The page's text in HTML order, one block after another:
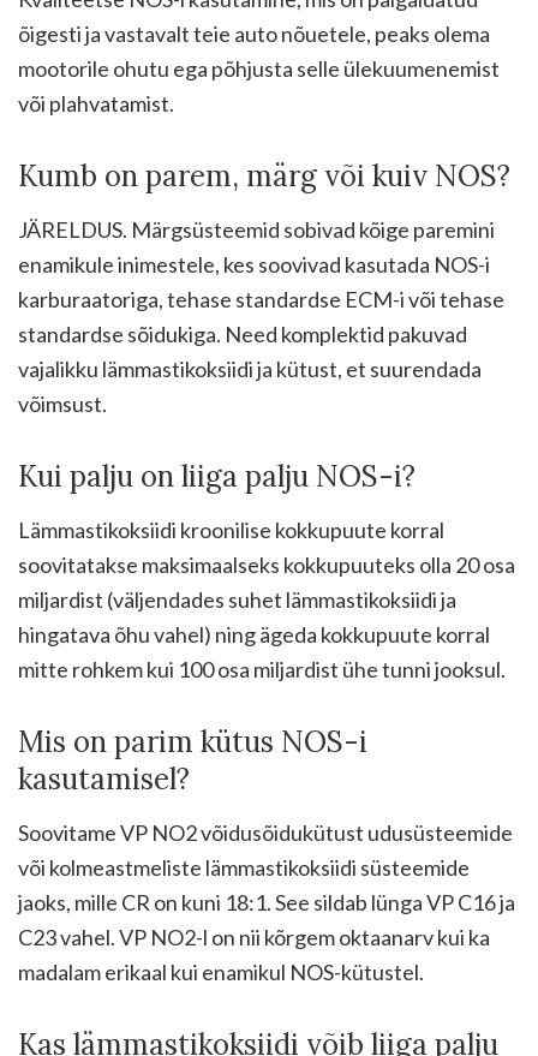
õigesti ja vastavalt teie auto nõuetele, peaks olema
mootorile ohutu ega põhjusta selle ülekuumenemist
või plahvatamist.
Kumb on parem, märg või kuiv NOS?
JÄRELDUS. Märgsüsteemid sobivad kõige paremini
enamikule inimestele, kes soovivad kasutada NOS-i
karburaatoriga, tehase standardse ECM-i või tehase
standardse sõidukiga. Need komplektid pakuvad
vajalikku lämmastikoksiidi ja kütust, et suurendada
võimsust.
Kui palju on liiga palju NOS-i?
Lämmastikoksiidi kroonilise kokkupuute korral
soovitatakse maksimaalseks kokkupuuteks olla 20 osa
miljardist (väljendades suhet lämmastikoksiidi ja
hingatava õhu vahel) ning ägeda kokkupuute korral
mitte rohkem kui 100 osa miljardist ühe tunni jooksul.
Mis on parim kütus NOS-i
kasutamisel?
Soovitame VP NO2 võidusõidukütust udusüsteemide
või kolmeastmeliste lämmastikoksiidi süsteemide
jaoks, mille CR on kuni 18:1. See sildab lünga VP C16 ja
C23 vahel. VP NO2-l on nii kõrgem oktaanarv kui ka
madalam erikaal kui enamikul NOS-kütustel.
Kas lämmastikoksiidi võib liiga palju